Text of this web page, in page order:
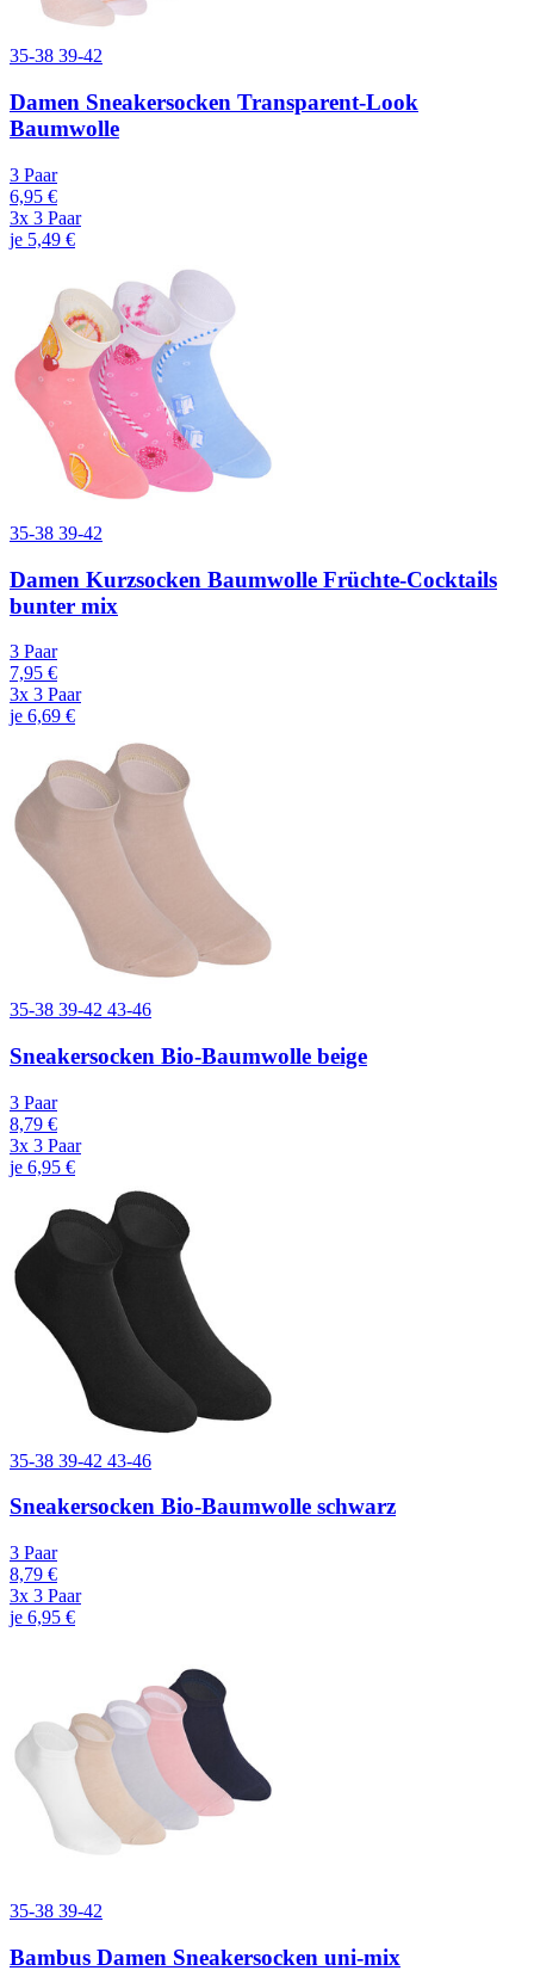
35-38 39-42
Damen Sneakersocken Transparent-Look
Baumwolle
3 Paar
6,95 €
3x 3 Paar
je 5,49 €
35-38 39-42
Damen Kurzsocken Baumwolle Früchte-Cocktails
bunter mix
3 Paar
7,95 €
3x 3 Paar
je 6,69 €
35-38 39-42 43-46
Sneakersocken Bio-Baumwolle beige
3 Paar
8,79 €
3x 3 Paar
je 6,95 €
35-38 39-42 43-46
Sneakersocken Bio-Baumwolle schwarz
3 Paar
8,79 €
3x 3 Paar
je 6,95 €
35-38 39-42
Bambus Damen Sneakersocken uni-mix